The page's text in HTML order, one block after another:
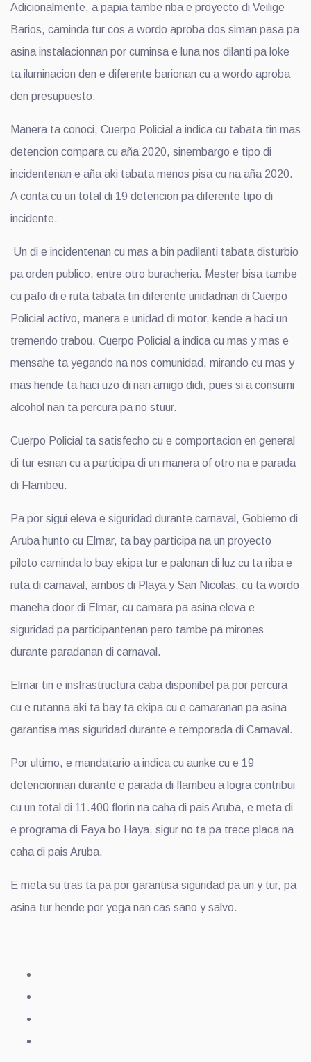
Adicionalmente, a papia tambe riba e proyecto di Veilige
Barios, caminda tur cos a wordo aproba dos siman pasa pa
asina instalacionnan por cuminsa e luna nos dilanti pa loke
ta iluminacion den e diferente barionan cu a wordo aproba
den presupuesto.
Manera ta conoci, Cuerpo Policial a indica cu tabata tin mas
detencion compara cu aña 2020, sinembargo e tipo di
incidentenan e aña aki tabata menos pisa cu na aña 2020.
A conta cu un total di 19 detencion pa diferente tipo di
incidente.
Un di e incidentenan cu mas a bin padilanti tabata disturbio
pa orden publico, entre otro buracheria. Mester bisa tambe
cu pafo di e ruta tabata tin diferente unidadnan di Cuerpo
Policial activo, manera e unidad di motor, kende a haci un
tremendo trabou. Cuerpo Policial a indica cu mas y mas e
mensahe ta yegando na nos comunidad, mirando cu mas y
mas hende ta haci uzo di nan amigo didi, pues si a consumi
alcohol nan ta percura pa no stuur.
Cuerpo Policial ta satisfecho cu e comportacion en general
di tur esnan cu a participa di un manera of otro na e parada
di Flambeu.
Pa por sigui eleva e siguridad durante carnaval, Gobierno di
Aruba hunto cu Elmar, ta bay participa na un proyecto
piloto caminda lo bay ekipa tur e palonan di luz cu ta riba e
ruta di carnaval, ambos di Playa y San Nicolas, cu ta wordo
maneha door di Elmar, cu camara pa asina eleva e
siguridad pa participantenan pero tambe pa mirones
durante paradanan di carnaval.
Elmar tin e insfrastructura caba disponibel pa por percura
cu e rutanna aki ta bay ta ekipa cu e camaranan pa asina
garantisa mas siguridad durante e temporada di Carnaval.
Por ultimo, e mandatario a indica cu aunke cu e 19
detencionnan durante e parada di flambeu a logra contribui
cu un total di 11.400 florin na caha di pais Aruba, e meta di
e programa di Faya bo Haya, sigur no ta pa trece placa na
caha di pais Aruba.
E meta su tras ta pa por garantisa siguridad pa un y tur, pa
asina tur hende por yega nan cas sano y salvo.